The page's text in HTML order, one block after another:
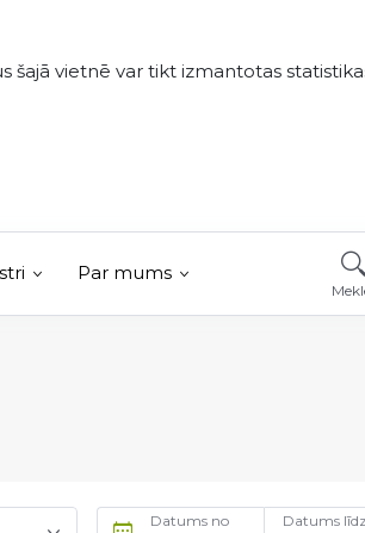
vietnē var tikt izmantotas
Par mums
Datums no Datums līdz